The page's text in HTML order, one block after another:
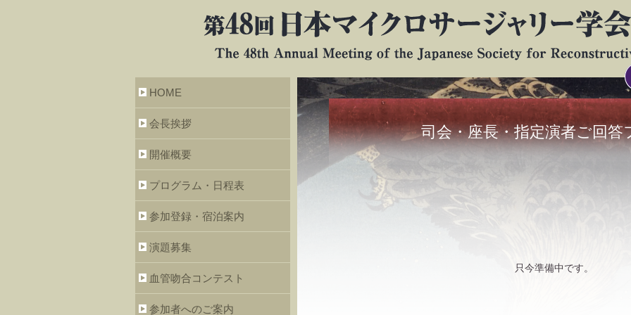
HOME
会長挨拶
開催概要
プログラム・日程表
参加登録・宿泊案内
演題募集
血管吻合コンテスト
参加者へのご案内
司会・座長・指定演者ご回答
只今準備中です。